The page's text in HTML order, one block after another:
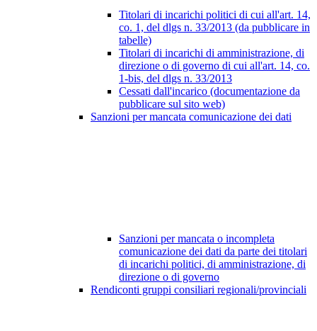
Titolari di incarichi politici di cui all'art. 14,
co. 1, del dlgs n. 33/2013 (da pubblicare in
tabelle)
Titolari di incarichi di amministrazione, di
direzione o di governo di cui all'art. 14, co.
1-bis, del dlgs n. 33/2013
Cessati dall'incarico (documentazione da
pubblicare sul sito web)
Sanzioni per mancata comunicazione dei dati
Sanzioni per mancata o incompleta
comunicazione dei dati da parte dei titolari
di incarichi politici, di amministrazione, di
direzione o di governo
Rendiconti gruppi consiliari regionali/provinciali